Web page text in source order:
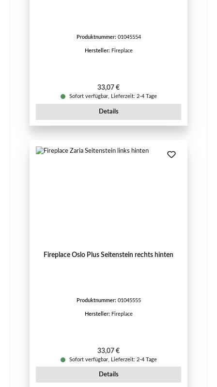
Produktnummer: 01045554
Hersteller: Fireplace
Regulärer Preis:
33,07 €
Sofort verfügbar, Lieferzeit: 2-4 Tage
Details
Fireplace Oslo Plus Seitenstein rechts hinten
Produktnummer: 01045555
Hersteller: Fireplace
Regulärer Preis:
33,07 €
Sofort verfügbar, Lieferzeit: 2-4 Tage
Details